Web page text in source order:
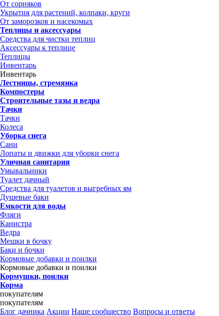
От сорняков
Укрытия для растений, колпаки, круги
От заморозков и насекомых
Теплицы и аксессуары
Средства для чистки теплиц
Аксессуары к теплице
Теплицы
Инвентарь
Инвентарь
Лестницы, стремянка
Компостеры
Строительные тазы и ведра
Тачки
Тачки
Колеса
Уборка снега
Сани
Лопаты и движки для уборки снега
Уличная санитария
Умывальники
Туалет дачный
Средства для туалетов и выгребных ям
Душевые баки
Емкости для воды
Фляги
Канистра
Ведра
Мешки в бочку
Баки и бочки
Кормовые добавки и поилки
Кормовые добавки и поилки
Кормушки, поилки
Корма
покупателям
покупателям
Блог дачника Акции Наше сообщество Вопросы и ответы